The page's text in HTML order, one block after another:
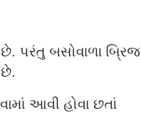
પરંતુ બસોવાળા બ્રિજ
છે.
આવી હોવા છતાં